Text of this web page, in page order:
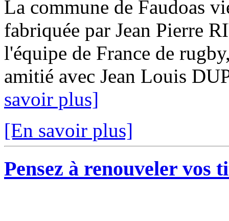
La commune de Faudoas
fabriquée par Jean Pierre
l'équipe de France de
amitié avec Jean Louis
savoir plus]
[En savoir plus]
Pensez à renouveler vos